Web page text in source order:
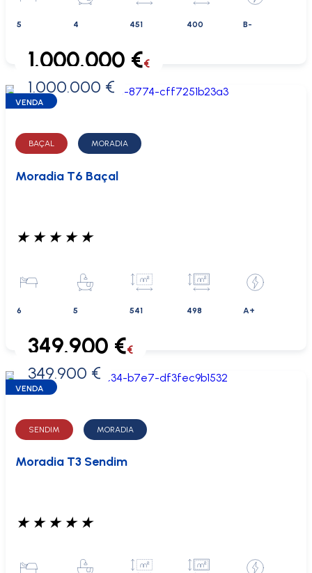
5 4 451 400 B-
0 €
1.000.000 €€
1.000.000 €
VENDA
BAÇAL MORADIA
Moradia T6 Baçal
★ ★ ★ ★ ★
6 5 541 498 A+
0 €
349.900 €€
349.900 €
VENDA
SENDIM MORADIA
Moradia T3 Sendim
★ ★ ★ ★ ★